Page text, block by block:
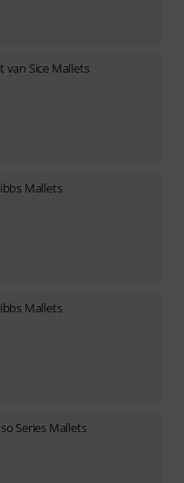
van Sice Mallets
Mallets
Mallets
Series Mallets